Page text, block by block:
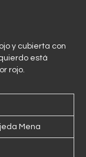
y cubierta con
está
rojo.
Mena